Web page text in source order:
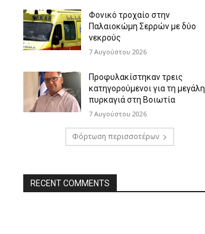
Φονικό τροχαίο στην
Παλαιοκώμη Σερρών με δύο
νεκρούς
7 Αυγούστου 2026
Προφυλακίστηκαν τρεις
κατηγορούμενοι για τη μεγάλη
πυρκαγιά στη Βοιωτία
7 Αυγούστου 2026
Φόρτωση περισσοτέρων
RECENT COMMENTS